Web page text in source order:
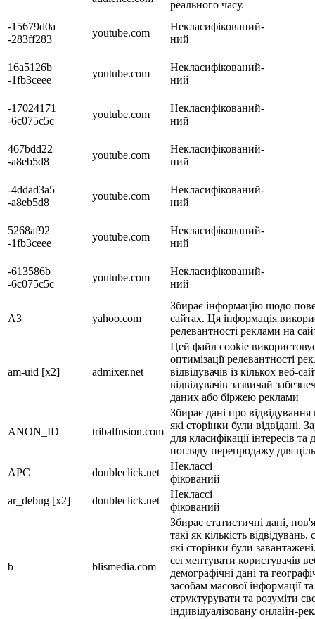
реального часу.
-15679d0a
-283ff283
youtube.com
Некласифікований-
ний
16a5126b
-1fb3ceee
youtube.com
Некласифікований-
ний
-17024171
-6c075c5c
youtube.com
Некласифікований-
ний
467bdd22
-a8eb5d8
youtube.com
Некласифікований-
ний
-4ddad3a5
-a8eb5d8
youtube.com
Некласифікований-
ний
5268af92
-1fb3ceee
youtube.com
Некласифікований-
ний
-613586b
-6c075c5c
youtube.com
Некласифікований-
ний
A3 yahoo.com
Збирає інформацію щодо
сайтах. Ця інформація
релевантності реклами на
am-uid [x2] admixer.net
Цей файл cookie
оптимізації релевантності
відвідувачів із кількох веб-
відвідувачів зазвичай
даних або біржею реклами
ANON_ID tribalfusion.com
Збирає дані про
які сторінки були відвідані.
для класифікації інтересів
погляду перепродажу для
APC
doubleclick.net
Неклассі
фікований
ar_debug [x2]
doubleclick.net
Неклассі
фікований
b blismedia.com
Збирає статистичні дані,
такі як кількість
які сторінки були
сегментувати користувачів
демографічні дані та
засобам масової інформації
структурувати та розуміти
індивідуалізовану онлайн-